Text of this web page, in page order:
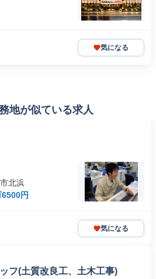
気になる
地が似ている求人
北浜
円
気になる
フ(土質改良工、土木工事)